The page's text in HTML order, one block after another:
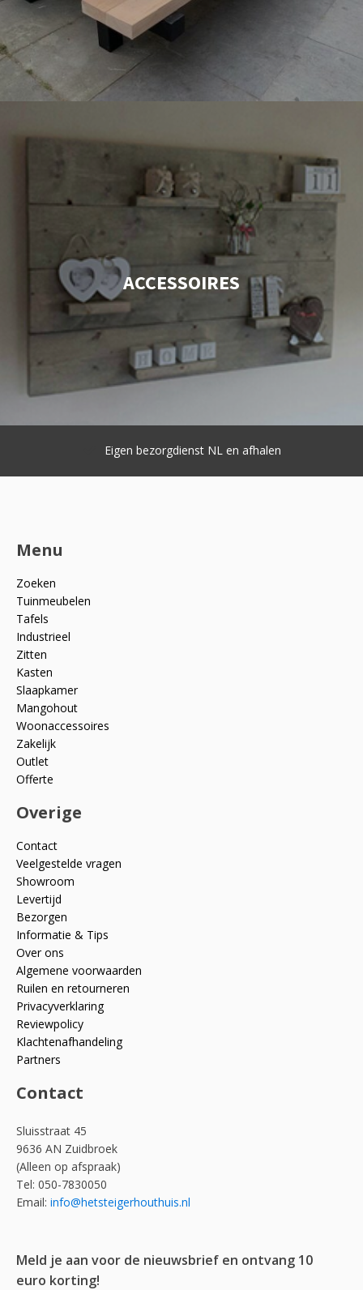
ACCESSOIRES
Eigen bezorgdienst NL en afhalen
Menu
Zoeken
Tuinmeubelen
Tafels
Industrieel
Zitten
Kasten
Slaapkamer
Mangohout
Woonaccessoires
Zakelijk
Outlet
Offerte
Overige
Contact
Veelgestelde vragen
Showroom
Levertijd
Bezorgen
Informatie & Tips
Over ons
Algemene voorwaarden
Ruilen en retourneren
Privacyverklaring
Reviewpolicy
Klachtenafhandeling
Partners
Contact
Sluisstraat 45
9636 AN Zuidbroek
(Alleen op afspraak)
Tel: 050-7830050
Email: info@hetsteigerhouthuis.nl
Meld je aan voor de nieuwsbrief en ontvang 10
euro korting!